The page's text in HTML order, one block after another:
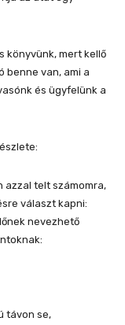
könyvünk, mert kellő
benne van, ami a
és ügyfelünk a
azzal telt számomra,
választ kapni:
nevezhető
távon se,